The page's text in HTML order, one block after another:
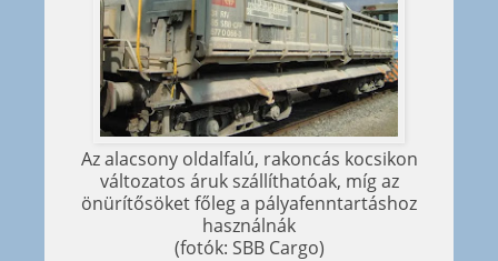
Az alacsony oldalfalú, rakoncás kocsikon
változatos áruk szállíthatóak, míg az
önürítősöket főleg a pályafenntartáshoz
használnák
(fotók: SBB Cargo)